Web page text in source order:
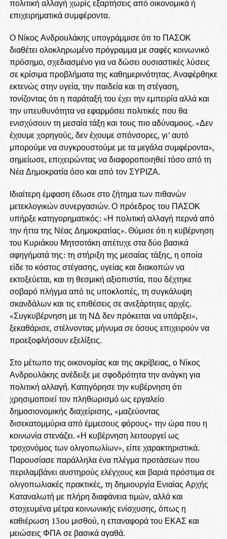
πολιτική αλλαγή χωρίς εξαρτήσεις από οικονομικά ή
επιχειρηματικά συμφέροντα.
Ο Νίκος Ανδρουλάκης υπογράμμισε ότι το ΠΑΣΟΚ
διαθέτει ολοκληρωμένο πρόγραμμα με σαφές κοινωνικό
πρόσημο, σχεδιασμένο για να δώσει ουσιαστικές λύσεις
σε κρίσιμα προβλήματα της καθημερινότητας. Αναφέρθηκε
εκτενώς στην υγεία, την παιδεία και τη στέγαση,
τονίζοντας ότι η παράταξή του έχει την εμπειρία αλλά και
την υπευθυνότητα να εφαρμόσει πολιτικές που θα
ενισχύσουν τη μεσαία τάξη και τους πιο αδύναμους. «Δεν
έχουμε χορηγούς, δεν έχουμε σπόνσορες, γι’ αυτό
μπορούμε να συγκρουστούμε με τα μεγάλα συμφέροντα»,
σημείωσε, επιχειρώντας να διαφοροποιηθεί τόσο από τη
Νέα Δημοκρατία όσο και από τον ΣΥΡΙΖΑ.
Ιδιαίτερη έμφαση έδωσε στο ζήτημα των πιθανών
μετεκλογικών συνεργασιών. Ο πρόεδρος του ΠΑΣΟΚ
υπήρξε κατηγορηματικός: «Η πολιτική αλλαγή περνά από
την ήττα της Νέας Δημοκρατίας». Θύμισε ότι η κυβέρνηση
του Κυριάκου Μητσοτάκη απέτυχε στα δύο βασικά
αφηγήματά της: τη στήριξη της μεσαίας τάξης, η οποία
είδε το κόστος στέγασης, υγείας και διακοπών να
εκτοξεύεται, και τη θεσμική αξιοπιστία, που δέχτηκε
σοβαρό πλήγμα από τις υποκλοπές, τη συγκάλυψη
σκανδάλων και τις επιθέσεις σε ανεξάρτητες αρχές.
«Συγκυβέρνηση με τη ΝΔ δεν πρόκειται να υπάρξει»,
ξεκαθάρισε, στέλνοντας μήνυμα σε όσους επιχειρούν να
προεξοφλήσουν εξελίξεις.
Στο μέτωπο της οικονομίας και της ακρίβειας, ο Νίκος
Ανδρουλάκης ανέδειξε με σφοδρότητα την ανάγκη για
πολιτική αλλαγή. Κατηγόρησε την κυβέρνηση ότι
χρησιμοποιεί τον πληθωρισμό ως εργαλείο
δημοσιονομικής διαχείρισης, «μαζεύοντας
δισεκατομμύρια από έμμεσους φόρους» την ώρα που η
κοινωνία στενάζει. «Η κυβέρνηση λειτουργεί ως
τροχονόμος των ολιγοπωλίων», είπε χαρακτηριστικά.
Παρουσίασε παράλληλα ένα πλέγμα προτάσεων που
περιλαμβάνει αυστηρούς ελέγχους και βαριά πρόστιμα σε
ολιγοπωλιακές πρακτικές, τη δημιουργία Ενιαίας Αρχής
Καταναλωτή με πλήρη διαφάνεια τιμών, αλλά και
στοχευμένα μέτρα κοινωνικής ενίσχυσης, όπως η
καθιέρωση 13ου μισθού, η επαναφορά του ΕΚΑΣ και
μειώσεις ΦΠΑ σε βασικά αγαθά.